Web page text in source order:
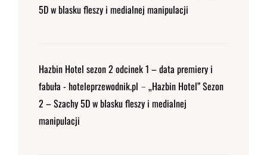
5D w blasku fleszy i medialnej manipulacji
Hazbin Hotel sezon 2 odcinek 1 – data premiery i
fabuła - hoteleprzewodnik.pl - „Hazbin Hotel” Sezon
2 – Szachy 5D w blasku fleszy i medialnej
manipulacji